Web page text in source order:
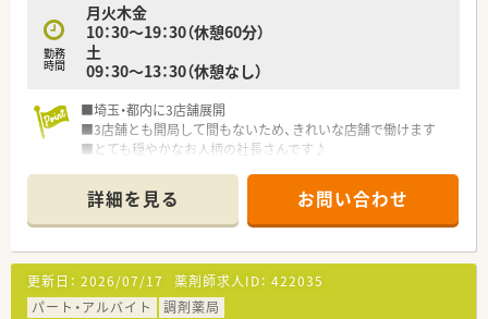
＼ こんな方におすすめ ／
■ライフワークバランスを保ちたい方。
■雰囲気重視で職場を選びたい方
■地域活動に興味のある方。
勤務
時間
月火木金
10：30～19：30（休憩60分）
土
09：30～13：30（休憩なし）
■埼玉・都内に3店舗展開
■3店舗とも開局して間もないため、きれいな店舗で働けます
■とても穏やかなお人柄の社長さんです♪
詳細を見る お問い合わせ
更新日： 2026/07/17 薬剤師求人ID： 422035
パート・アルバイト
調剤薬局